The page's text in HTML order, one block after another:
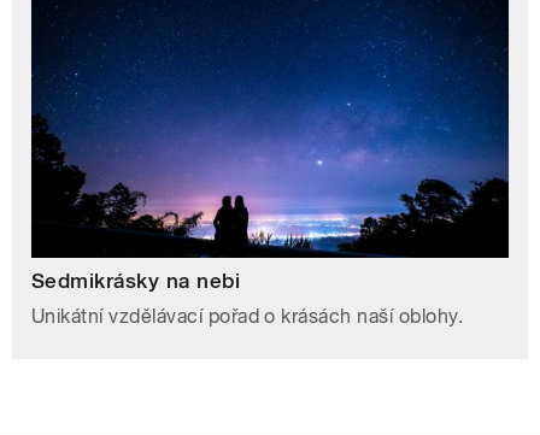
Sedmikrásky na nebi
Unikátní vzdělávací pořad o krásách naší oblohy.